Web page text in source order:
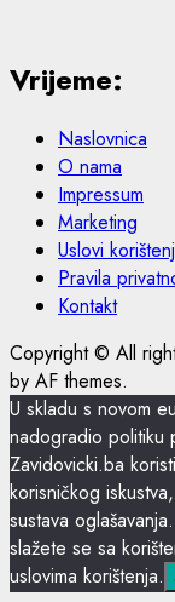
Vrijeme:
Naslovnica
O nama
Impressum
Marketing
Uslovi
Pravila
Kontakt
Copyright © All
by AF themes.
U skladu s novom
nadogradio politiku
Zavidovicki.ba
korisničkog
sustava
slažete se sa
uslovima korištenja.